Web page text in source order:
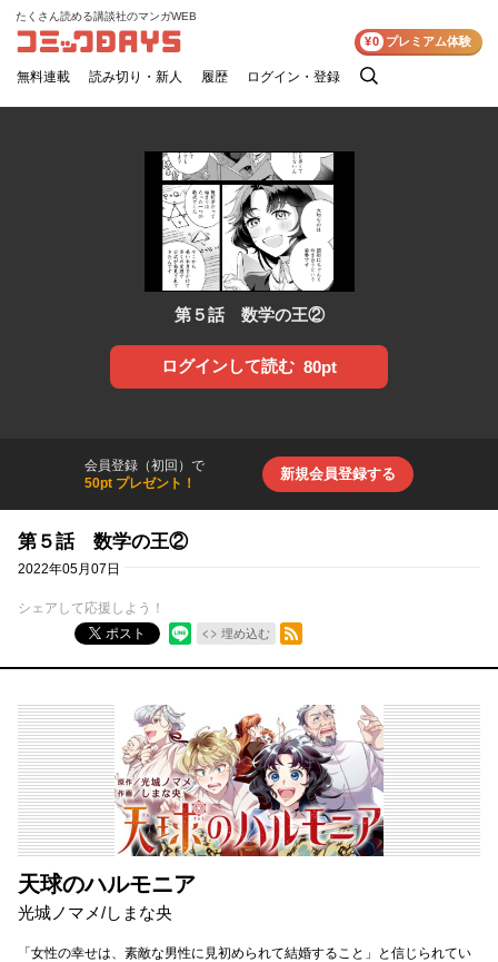
コミックDAYS
たくさん読める講談社のマンガWEB
無料連載 読み切り・新人 履歴 ログイン・登録
検
¥0 プレミアム体験
第５話 数学の王②
ログインして読む 80pt
会員登録（初回）で
50pt プレゼント！
新規会員登録する
第５話 数学の王②
2022年05月07日
シェアして応援しよう！
ポスト
埋め込む
RSSフィード
天球のハルモニア
光城ノマメ/しまな央
「女性の幸せは、素敵な男性に見初められて結婚すること」と信じられてい